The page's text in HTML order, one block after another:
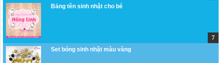
Bảng tên sinh nhật cho bé
Set bóng sinh nhật màu vàng